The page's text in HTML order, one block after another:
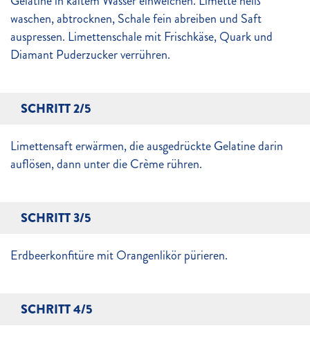
waschen, abtrocknen, Schale fein abreiben und Saft
auspressen. Limettenschale mit Frischkäse, Quark und
Diamant Puderzucker verrühren.
SCHRITT 2/5
Limettensaft erwärmen, die ausgedrückte Gelatine darin
auflösen, dann unter die Crème rühren.
SCHRITT 3/5
Erdbeerkonfitüre mit Orangenlikör pürieren.
SCHRITT 4/5